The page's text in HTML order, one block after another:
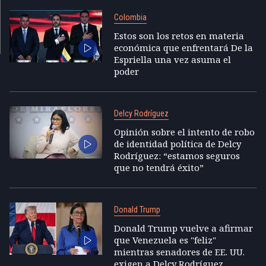
Colombia
Estos son los retos en materia
económica que enfrentará De la
Espriella una vez asuma el
poder
Delcy Rodríguez
Opinión sobre el intento de robo
de identidad política de Delcy
Rodríguez: “estamos seguros
que no tendrá éxito”
Donald Trump
Donald Trump vuelve a afirmar
que Venezuela es "feliz"
mientras senadores de EE. UU.
exigen a Delcy Rodríguez